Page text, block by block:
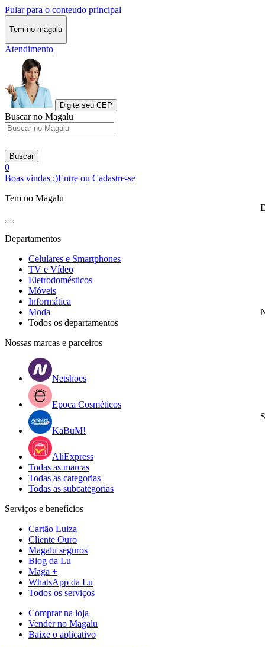
Pular para o conteudo principal
Tem no magalu
Atendimento
Digite seu CEP
Buscar no Magalu
Buscar
0
Boas vindas :)Entre ou Cadastre-se
Tem no Magalu
Departamentos
Celulares e Smartphones
TV e Vídeo
Eletrodomésticos
Móveis
Informática
Moda
Todos os departamentos
Nossas marcas e parceiros
Netshoes
Epoca Cosméticos
KaBuM!
AliExpress
Todas as marcas
Todas as categorias
Todas as subcategorias
Serviços e benefícios
Cartão Luiza
Cliente Ouro
Magalu seguros
Blog da Lu
Maga +
WhatsApp da Lu
Todos os serviços
Comprar na loja
Vender no Magalu
Baixe o aplicativo